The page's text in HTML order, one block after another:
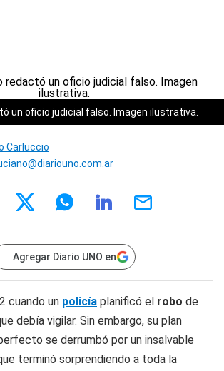
un oficio judicial falso. Imagen ilustrativa.
Carluccio
Agregar Diario UNO en
cuando un policía planificó el robo de
debía vigilar. Sin embargo, su plan
se derrumbó por un insalvable
terminó sorprendiendo a toda la